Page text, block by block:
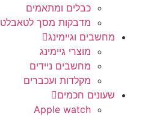
כבלים ומתאמים
מדבקות מסך לטאבלט
מחשבים וגיימינג
מוצרי גיימינג
מחשבים ניידים
מקלדות ועכברים
שעונים חכמים
Apple watch